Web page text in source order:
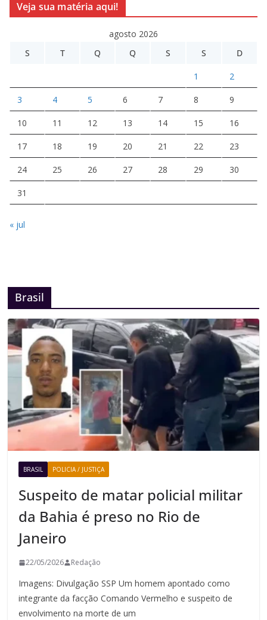
Veja sua matéria aqui!
agosto 2026
S
T Q Q S S D
1 2
3 4 5 6 7 8 9
10 11 12 13 14 15 16
17 18 19 20 21 22 23
24 25 26 27 28 29 30
31
« jul
Brasil
BRASIL POLICIA / JUSTIÇA
Suspeito de matar policial militar
da Bahia é preso no Rio de
Janeiro
22/05/2026 Redação
Imagens: Divulgação SSP Um homem apontado como
integrante da facção Comando Vermelho e suspeito de
envolvimento na morte de um